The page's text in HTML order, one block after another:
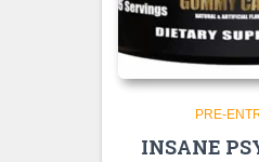
PRE-
INSANE